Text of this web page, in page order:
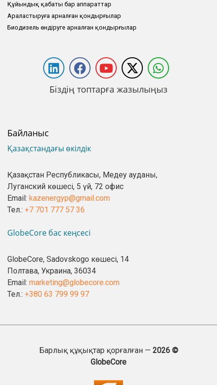
Құйындық қабаты бар аппараттар
Араластыруға арналған қондырғылар
Биодизель өндіруге арналған қондырғылар
Біздің топтарға жазылыңыз
Байланыс
Қазақстандағы өкілдік
Қазақстан Республикасы, Медеу ауданы,
Луганский көшесі, 5 үй, 72 офис
Email: kazenergyp@gmail.com
Тел.: +7 701 777 57 36
GlobeCore бас кеңсесі
GlobeCore, Sadovskogo көшесі, 14
Полтава, Украина, 36034
Email: marketing@globecore.com
Тел.: +380 63 799 99 97
Барлық құқықтар қорғалған — 2026 ©
GlobeCore